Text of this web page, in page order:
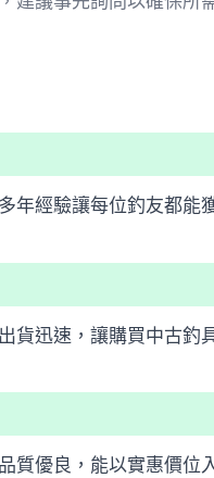
年經驗讓每位釣友都能
貨迅速，讓購買中古釣
質優良，能以實惠價位